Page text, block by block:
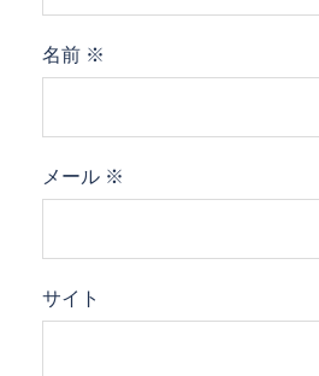
名前 ※
メール ※
サイト